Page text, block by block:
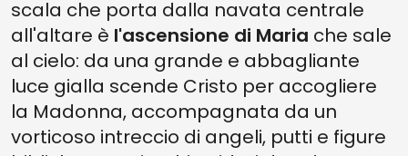
scala che porta dalla navata centrale
all'altare è l'ascensione di Maria che sale
al cielo: da una grande e abbagliante
luce gialla scende Cristo per accogliere
la Madonna, accompagnata da un
vorticoso intreccio di angeli, putti e figure